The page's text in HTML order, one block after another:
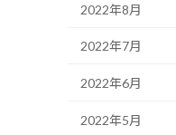
2022年8月
2022年7月
2022年6月
2022年5月